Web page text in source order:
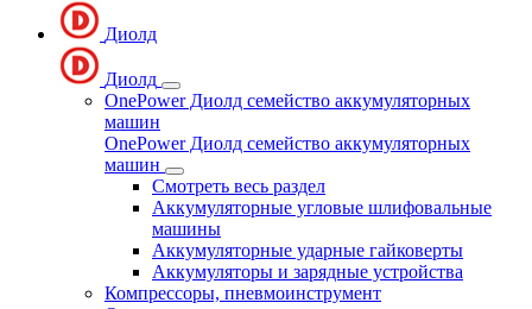
Диолд
Диолд
OnePower Диолд семейство аккумуляторных
машин
OnePower Диолд семейство аккумуляторных
машин
Смотреть весь раздел
Аккумуляторные угловые шлифовальные
машины
Аккумуляторные ударные гайковерты
Аккумуляторы и зарядные устройства
Компрессоры, пневмоинструмент